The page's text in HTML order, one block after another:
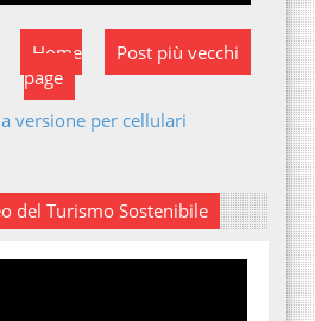
Post più vecchi
Home
page
versione per cellulari
del Turismo Sostenibile